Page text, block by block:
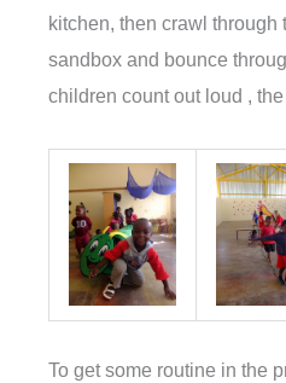
kitchen, then crawl through
sandbox and bounce
children count out loud ,
To get some routine in the